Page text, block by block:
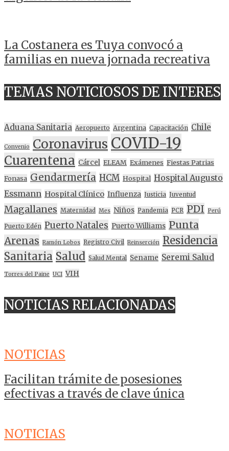
La Costanera es Tuya convocó a
familias en nueva jornada recreativa
TEMAS NOTICIOSOS DE INTERES
Aduana Sanitaria Aeropuerto Argentina Capacitación Chile
Convenio Coronavirus COVID-19
Cuarentena Cárcel ELEAM Exámenes Fiestas Patrias
Fonasa Gendarmería HCM Hospital Hospital Augusto
Essmann Hospital Clínico Influenza Justicia Juventud
Magallanes Maternidad Mes Niños Pandemia PCR PDI Perú
Puerto Edén Puerto Natales Puerto Williams Punta
Arenas Ramón Lobos Registro Civil Reinserción Residencia
Sanitaria Salud Salud Mental Sename Seremi Salud
Torres del Paine UCI VIH
NOTICIAS RELACIONADAS
NOTICIAS
Facilitan trámite de posesiones
efectivas a través de clave única
NOTICIAS